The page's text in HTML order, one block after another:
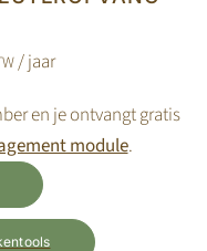
/ jaar
en je ontvangt gratis
module.